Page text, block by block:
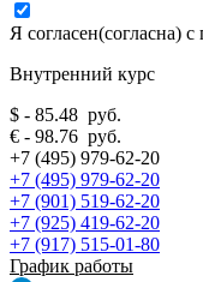
Я согласен(согласна) с
Внутренний курс
$ - 85.48 руб.
€ - 98.76 руб.
+7 (495) 979-62-20
+7 (495) 979-62-20
+7 (901) 519-62-20
+7 (925) 419-62-20
+7 (917) 515-01-80
График работы